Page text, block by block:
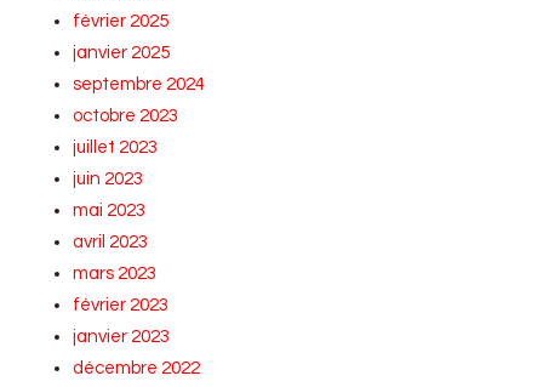
février 2025
janvier 2025
septembre 2024
octobre 2023
juillet 2023
juin 2023
mai 2023
avril 2023
mars 2023
février 2023
janvier 2023
décembre 2022